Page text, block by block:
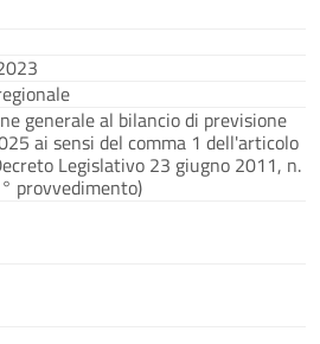
generale al bilancio di previsione
ai sensi del comma 1 dell'articolo
Legislativo 23 giugno 2011, n.
provvedimento)